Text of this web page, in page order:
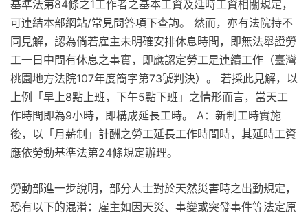
基準法第84條之1工作者之基本工資及延時工資相關規定，
可連結本部網站/常見問答項下查詢。 然而，亦有法院持不
同見解，認為倘若雇主未明確安排休息時間，即無法舉證勞
工一日中間有休息之事實，即應認定勞工是連續工作（臺灣
桃園地方法院107年度簡字第73號判決）。 若採此見解，以
上例「早上8點上班，下午5點下班」之情形而言，當天工
作時間即為9小時，即構成延長工時。 A：新制工時實施
後，以「月薪制」計酬之勞工延長工作時間時，其延時工資
應依勞動基準法第24條規定辦理。
勞動部進一步說明，部分人士對於天然災害時之出勤規定，
恐有以下的混淆：雇主如因天災、事變或突發事件等法定原